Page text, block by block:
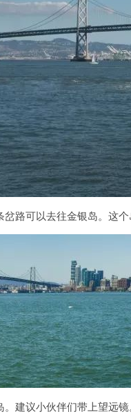
⭐️⭐️
⭐️
Arts ⭐️⭐️⭐️⭐️
Family Museum ⭐️⭐️
⭐️⭐️⭐️⭐️
National Monument ⭐️⭐️⭐️
Museum ⭐️
路可以去往金银岛。这个
建议小伙伴们带上望远镜